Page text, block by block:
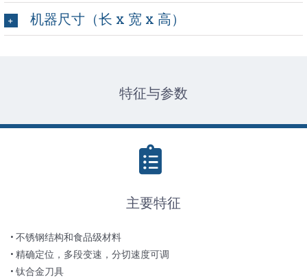
机器尺寸（长 x 宽 x 高）
特征与参数
主要特征
• 不锈钢结构和食品级材料
• 精确定位，多段变速，分切速度可调
• 钛合金刀具